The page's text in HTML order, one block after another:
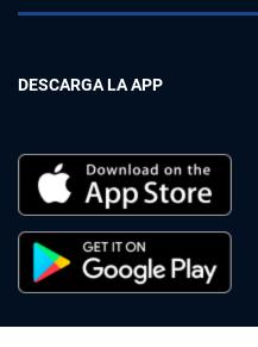
DESCARGA LA APP